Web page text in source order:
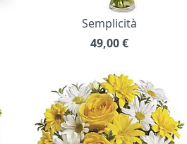
Semplicità
49,00€